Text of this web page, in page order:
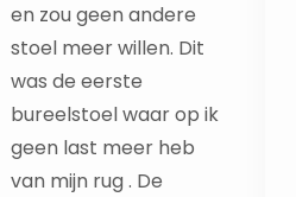
en zou geen andere
stoel meer willen. Dit
was de eerste
bureelstoel waar op ik
geen last meer heb
van mijn rug . De